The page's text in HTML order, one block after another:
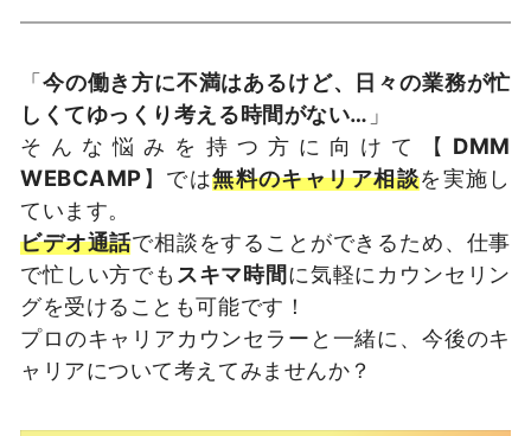
「今の働き方に不満はあるけど、日々の業務が忙
しくてゆっくり考える時間がない… 」
そんな悩みを持つ方に向けて【 DMM
WEBCAMP】では無料のキャリア相談を実施し
ています。
ビデオ通話で相談をすることができるため、仕事
で忙しい方でも スキマ時間に気軽にカウンセリン
グを受けることも可能です！
プロのキャリアカウンセラーと一緒に、今後のキ
ャリアについて考えてみませんか？